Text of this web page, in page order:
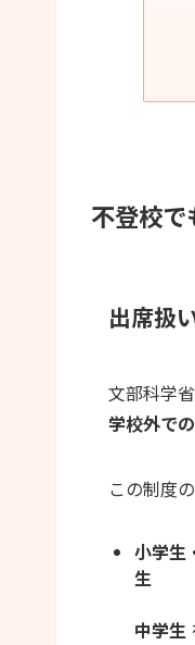
不登校で
出席扱
文部科学
学校外で
この制度
小学生
中学生